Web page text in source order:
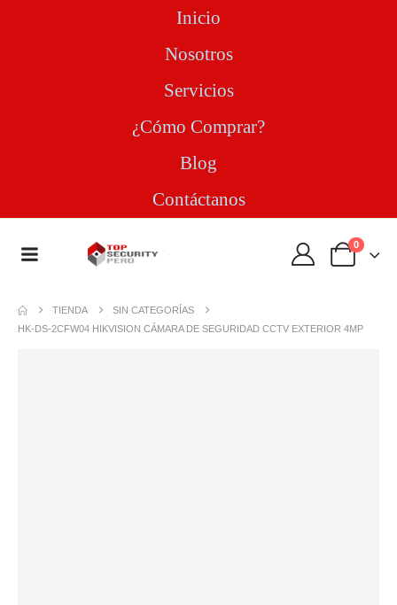
Inicio
Nosotros
Servicios
¿Cómo Comprar?
Blog
Contáctanos
0
TIENDA
SIN CATEGORÍAS
HK-DS-2CFW04 HIKVISION CÁMARA DE SEGURIDAD CCTV EXTERIOR 4MP